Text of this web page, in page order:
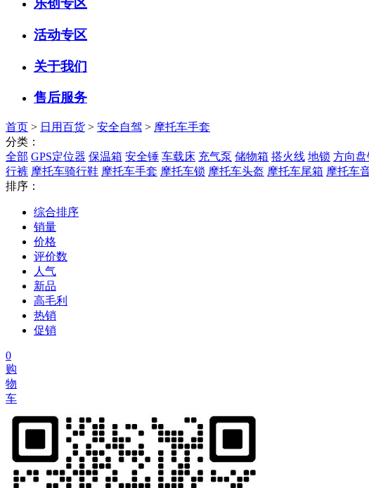
乐创专区
活动专区
关于我们
售后服务
首页 > 日用百货 > 安全自驾 > 摩托车手套
分类：
全部 GPS定位器 保温箱 安全锤 车载床 充气泵 储物箱 搭火线 地锁 方向盘
行裤 摩托车骑行鞋 摩托车手套 摩托车锁 摩托车头盔 摩托车尾箱 摩托车
排序：
综合排序
销量
价格
评价数
人气
新品
高毛利
热销
促销
0
购
物
车